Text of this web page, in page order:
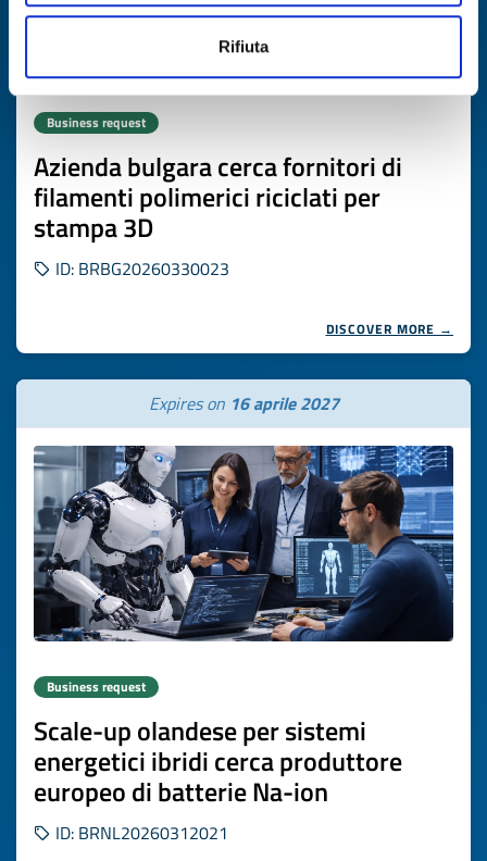
Rifiuta
Business request
Azienda bulgara cerca fornitori di
filamenti polimerici riciclati per
stampa 3D
ID: BRBG20260330023
DISCOVER MORE →
Expires on 16 aprile 2027
Business request
Scale-up olandese per sistemi
energetici ibridi cerca produttore
europeo di batterie Na-ion
ID: BRNL20260312021